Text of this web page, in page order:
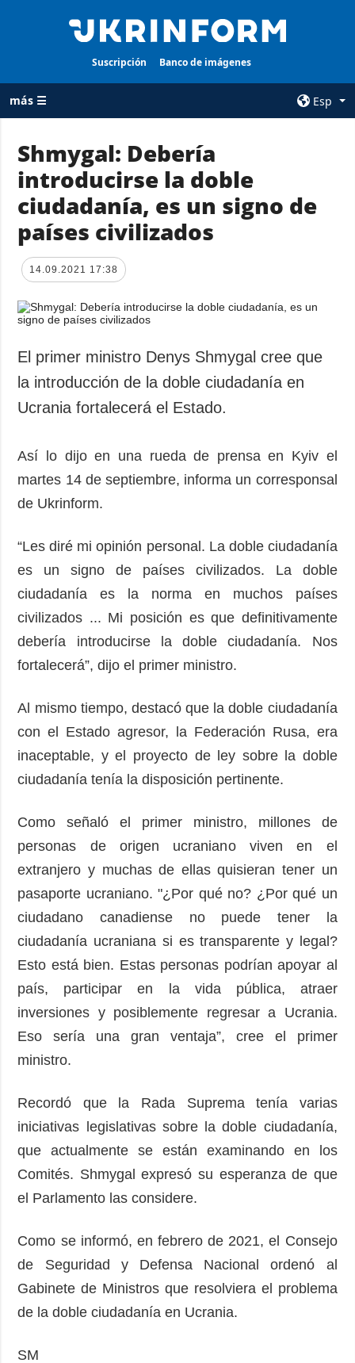
Suscripción Banco de imágenes
más ☰
Esp
TODAS LAS
CATEGORÍAS
Guerra
Reconstrucción
de Ucrania
Política
Economía
Sociedad y
Cultura
Deportes
Desastres y
emergencias
AGENCIA
sobre la agencia
protección de
ADICIONAL
Publicaciones
Entrevistas
Video
Releases
imágenes
Shmygal: Debería
introducirse la doble
ciudadanía, es un signo de
países civilizados
14.09.2021 17:38
El primer ministro Denys Shmygal cree que
la introducción de la doble ciudadanía en
Ucrania fortalecerá el Estado.
Así lo dijo en una rueda de prensa en Kyiv el
martes 14 de septiembre, informa un corresponsal
de Ukrinform.
“Les diré mi opinión personal. La doble ciudadanía
es un signo de países civilizados. La doble
ciudadanía es la norma en muchos países
civilizados ... Mi posición es que definitivamente
debería introducirse la doble ciudadanía. Nos
fortalecerá”, dijo el primer ministro.
Al mismo tiempo, destacó que la doble ciudadanía
con el Estado agresor, la Federación Rusa, era
inaceptable, y el proyecto de ley sobre la doble
ciudadanía tenía la disposición pertinente.
Como señaló el primer ministro, millones de
personas de origen ucraniano viven en el
extranjero y muchas de ellas quisieran tener un
pasaporte ucraniano. "¿Por qué no? ¿Por qué un
ciudadano canadiense no puede tener la
ciudadanía ucraniana si es transparente y legal?
Esto está bien. Estas personas podrían apoyar al
país, participar en la vida pública, atraer
inversiones y posiblemente regresar a Ucrania.
Eso sería una gran ventaja”, cree el primer
ministro.
Recordó que la Rada Suprema tenía varias
iniciativas legislativas sobre la doble ciudadanía,
que actualmente se están examinando en los
Comités. Shmygal expresó su esperanza de que
el Parlamento las considere.
Como se informó, en febrero de 2021, el Consejo
de Seguridad y Defensa Nacional ordenó al
Gabinete de Ministros que resolviera el problema
de la doble ciudadanía en Ucrania.
SM